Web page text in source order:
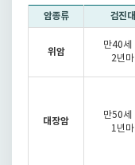
암종류 검진
위암
만40세
2년
대장암
만50세
1년